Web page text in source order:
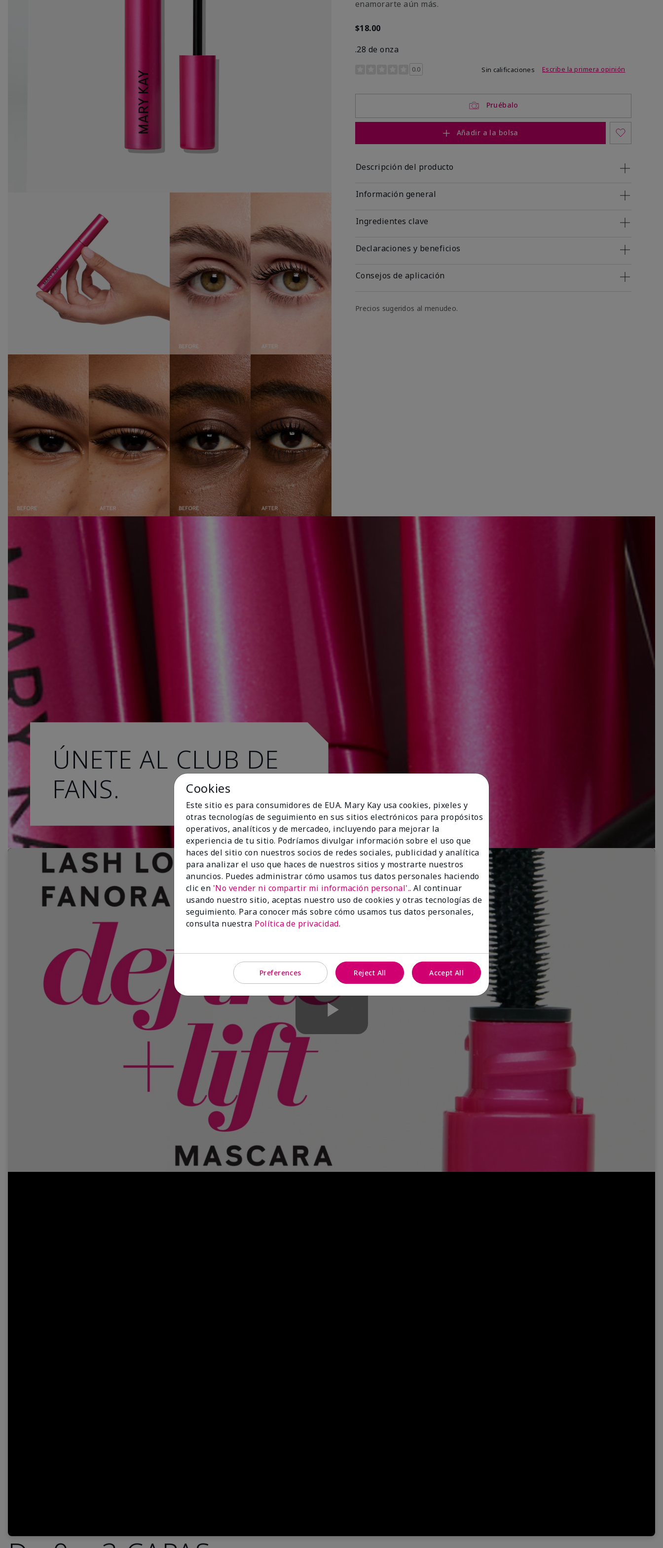
enamorarte aún más.
$18.00
.28 de onza
Calificación de clientes de 3,4 de 5
0.0 Sin calificaciones Escribe la primera opinión
Pruébalo
Añadir a la bolsa
Descripción del producto
Información general
Ingredientes clave
Declaraciones y beneficios
Consejos de aplicación
Precios sugeridos al menudeo.
ÚNETE AL CLUB DE
FANS.
Play
Cookies
Este sitio es para consumidores de EUA. Mary Kay usa cookies, pixeles y
otras tecnologías de seguimiento en sus sitios electrónicos para propósitos
operativos, analíticos y de mercadeo, incluyendo para mejorar la
experiencia de tu sitio. Podríamos divulgar información sobre el uso que
haces del sitio con nuestros socios de redes sociales, publicidad y analítica
para analizar el uso que haces de nuestros sitios y mostrarte nuestros
anuncios. Puedes administrar cómo usamos tus datos personales haciendo
clic en 'No vender ni compartir mi información personal'.. Al continuar
usando nuestro sitio, aceptas nuestro uso de cookies y otras tecnologías de
seguimiento. Para conocer más sobre cómo usamos tus datos personales,
consulta nuestra Política de privacidad.
Preferences Reject All Accept All